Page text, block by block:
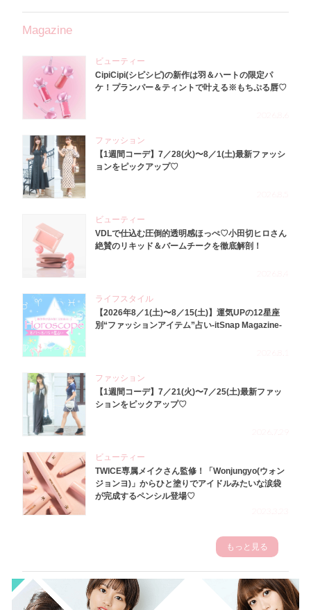
Magazine
ビューティー
CipiCipi(シピシピ)の新作は羽＆ハートの限定パ
ケ！プランパー＆ティントで叶える※もちぷる唇♡
ファッション
【1週間コーデ】7／28(火)〜8／1(土)最新ファッシ
ョンをピックアップ♡
ビューティー
VDLで仕込む圧倒的透明感ほっぺ♡小田切ヒロさん
絶賛のリキッド＆バームチークを徹底解剖！
ライフスタイル
【2026年8／1(土)〜8／15(土)】運気UPの12星座
別“ファッションアイテム”占い-itSnap Magazine-
ファッション
【1週間コーデ】7／21(火)〜7／25(土)最新ファッ
ションをピックアップ♡
ビューティー
TWICE専属メイクさん監修！「Wonjungyo(ウォン
ジョンヨ)」からひと塗りでアイドルみたいな涙袋
が完成するペンシル登場♡
もっと見る